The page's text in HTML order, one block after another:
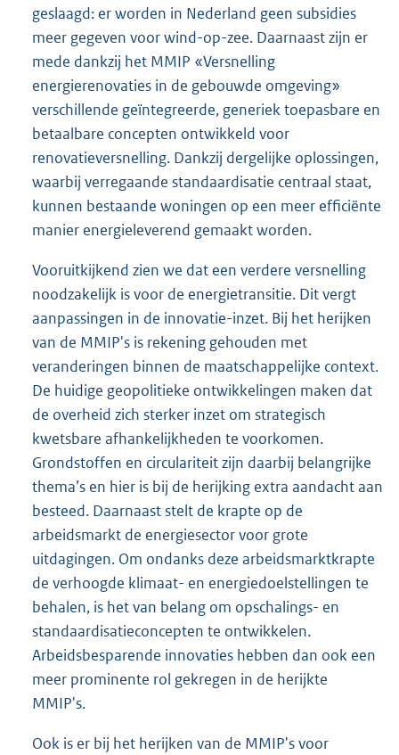
geslaagd: er worden in Nederland geen subsidies
meer gegeven voor wind-op-zee. Daarnaast zijn er
mede dankzij het MMIP «Versnelling
energierenovaties in de gebouwde omgeving»
verschillende geïntegreerde, generiek toepasbare en
betaalbare concepten ontwikkeld voor
renovatieversnelling. Dankzij dergelijke oplossingen,
waarbij verregaande standaardisatie centraal staat,
kunnen bestaande woningen op een meer efficiënte
manier energieleverend gemaakt worden.
Vooruitkijkend zien we dat een verdere versnelling
noodzakelijk is voor de energietransitie. Dit vergt
aanpassingen in de innovatie-inzet. Bij het herijken
van de MMIP's is rekening gehouden met
veranderingen binnen de maatschappelijke context.
De huidige geopolitieke ontwikkelingen maken dat
de overheid zich sterker inzet om strategisch
kwetsbare afhankelijkheden te voorkomen.
Grondstoffen en circulariteit zijn daarbij belangrijke
thema’s en hier is bij de herijking extra aandacht aan
besteed. Daarnaast stelt de krapte op de
arbeidsmarkt de energiesector voor grote
uitdagingen. Om ondanks deze arbeidsmarktkrapte
de verhoogde klimaat- en energiedoelstellingen te
behalen, is het van belang om opschalings- en
standaardisatieconcepten te ontwikkelen.
Arbeidsbesparende innovaties hebben dan ook een
meer prominente rol gekregen in de herijkte
MMIP's.
Ook is er bij het herijken van de MMIP's voor